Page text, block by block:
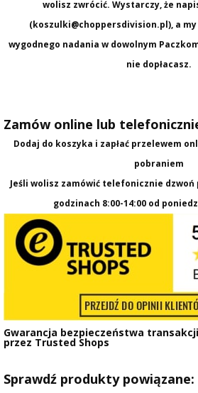
wolisz zwrócić. Wystarczy, że
(koszulki@choppersdivision.pl), a
wygodnego nadania w dowolnym
nie dopłacasz.
Zamów online lub
Dodaj do koszyka i zapłać przelewem
pobraniem
Jeśli wolisz zamówić telefonicznie dzwoń
godzinach 8:00-14:00 od
Gwarancja bezpieczeństwa
przez Trusted Shops
Sprawdź produkty powiązane: